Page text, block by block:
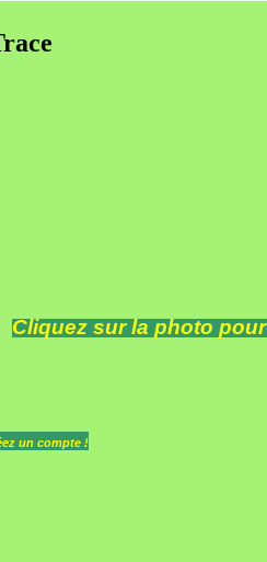
Cliquez sur la photo
un compte !